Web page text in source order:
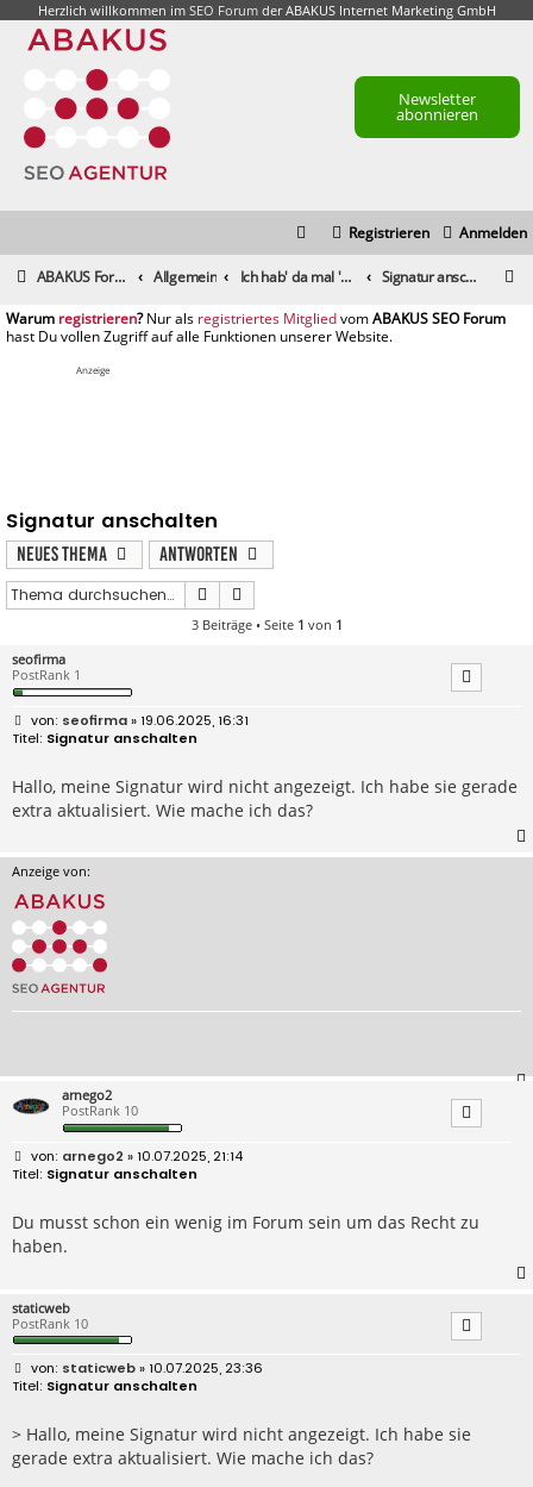
Herzlich willkommen im SEO Forumder ABAKUS Internet Marketing GmbH
Newsletter
abonnieren
Anmelden
Registrieren
ABAKUS Foren-Übersicht Allgemein Ich hab' da mal 'ne Frage Signatur anschalten
registrieren registriertes Mitglied
Anzeige
Signatur anschalten
Neues Thema
Antworten
Suche
3 Beiträge • Seite 1 von 1
seofirma
PostRank 1
B
e
i
r
a
g
seofirma» 19.06.2025, 16:31
Signatur anschalten
Hallo, meine Signatur wird nicht angezeigt. Ich habe sie gerade
extra aktualisiert. Wie mache ich das?
Anzeige von:
arnego2
PostRank 10
B
e
r
a
g
arnego2 » 10.07.2025, 21:14
Signatur anschalten
Du musst schon ein wenig im Forum sein um das Recht zu
haben.
staticweb
PostRank 10
B
e
r
a
g
staticweb» 10.07.2025, 23:36
Signatur anschalten
> Hallo, meine Signatur wird nicht angezeigt. Ich habe sie
gerade extra aktualisiert. Wie mache ich das?